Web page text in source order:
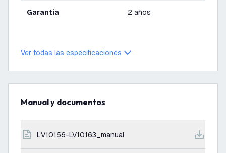
Garantía 2 años
Ver todas las especificaciones
Manual y documentos
LV10156-LV10163_manual